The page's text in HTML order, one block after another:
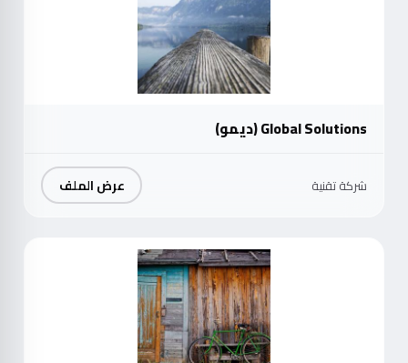
Global Solutions (ديمو)
شركة تقنية عرض الملف